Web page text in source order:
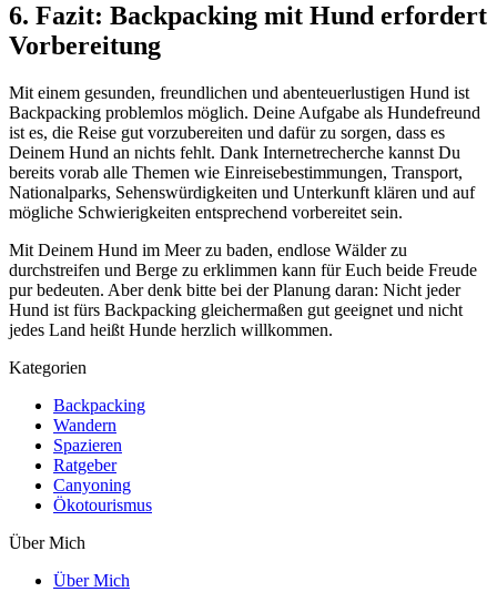
6. Fazit: Backpacking mit Hund erfordert
Vorbereitung
Mit einem gesunden, freundlichen und abenteuerlustigen Hund ist
Backpacking problemlos möglich. Deine Aufgabe als Hundefreund
ist es, die Reise gut vorzubereiten und dafür zu sorgen, dass es
Deinem Hund an nichts fehlt. Dank Internetrecherche kannst Du
bereits vorab alle Themen wie Einreisebestimmungen, Transport,
Nationalparks, Sehenswürdigkeiten und Unterkunft klären und auf
mögliche Schwierigkeiten entsprechend vorbereitet sein.
Mit Deinem Hund im Meer zu baden, endlose Wälder zu
durchstreifen und Berge zu erklimmen kann für Euch beide Freude
pur bedeuten. Aber denk bitte bei der Planung daran: Nicht jeder
Hund ist fürs Backpacking gleichermaßen gut geeignet und nicht
jedes Land heißt Hunde herzlich willkommen.
Kategorien
Backpacking
Wandern
Spazieren
Ratgeber
Canyoning
Ökotourismus
Über Mich
Über Mich